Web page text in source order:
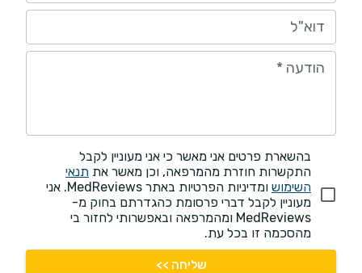
דוא"ל
הודעה *
בהשארת פרטים אני מאשר כי אני מעוניין לקבל
התקשרות חוזרת מהמרפאה, וכן מאשר את תנאי
השימוש
ומדיניות הפרטיות באתר MedReviews. אני
מעוניין לקבל דברי פרסומת כהגדרתם בחוק מ-
MedReviews ומהמרפאה ובאפשרותי לחזור בי
מהסכמה זו בכל עת.
שליחה >>